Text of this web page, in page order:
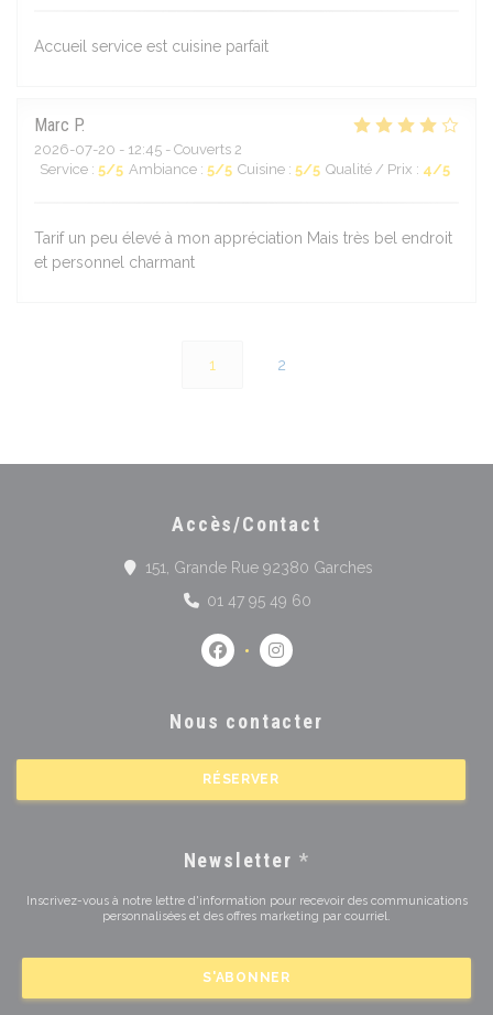
Accueil service est cuisine parfait
Marc P
2026-07-20 - 12:45 - Couverts 2
Service : 5/5 Ambiance : 5/5 Cuisine : 5/5 Qualité / Prix : 4/5
Tarif un peu élevé à mon appréciation Mais très bel endroit
et personnel charmant
1 2
Accès/Contact
151, Grande Rue 92380 Garches
01 47 95 49 60
Facebook ((ouvre une nouvelle
Instagram ((ouvre une
Nous contacter
RÉSERVER
Newsletter *
Inscrivez-vous à notre lettre d'information pour recevoir des communications
personnalisées et des offres marketing par courriel.
S'ABONNER